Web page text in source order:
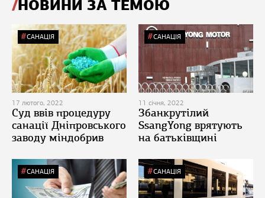
НОВИНИ ЗА ТЕМОЮ
САНАЦІЯ
17 лютого, 2022
Суд ввів процедуру
санації Дніпровського
заводу міндобрив
САНАЦІЯ
11 січня, 2022
Збанкрутілий
SsangYong врятують
на батьківщині
САНАЦІЯ САНАЦІЯ